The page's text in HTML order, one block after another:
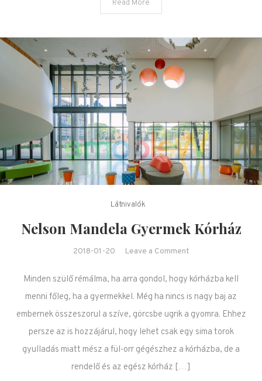
Read More
Látnivalók
Nelson Mandela Gyermek Kórház
2018-01-20 Leave a Comment
Minden szülő rémálma, ha arra gondol, hogy kórházba kell
menni főleg, ha a gyermekkel. Még ha nincs is nagy baj az
embernek összeszorul a szíve, görcsbe ugrik a gyomra. Ehhez
persze az is hozzájárul, hogy lehet csak egy sima torok
gyulladás miatt mész a fül-orr gégészhez a kórházba, de a
rendelő és az egész kórház […]